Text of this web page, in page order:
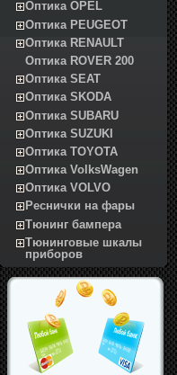
Оптика OPEL
Оптика PEUGEOT
Оптика RENAULT
Оптика ROVER 200
Оптика SEAT
Оптика SKODA
Оптика SUBARU
Оптика SUZUKI
Оптика TOYOTA
Оптика VolksWagen
Оптика VOLVO
Реснички на фары
Тюнинг бампера
Тюнинговые шкалы
приборов